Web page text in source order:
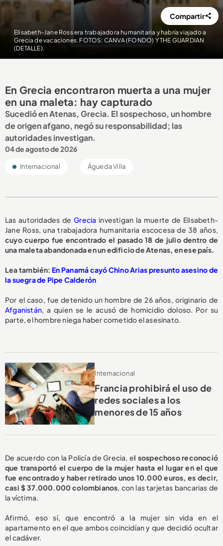
Elisabeth-Jane Ross era trabajadora humanitaria y habría viajado a
Grecia de vacaciones. FOTOS: CANVA (FONDO) Y THE GUARDIAN
(DETALLE).
Compartir
En Grecia encontraron muerta a una mujer
en una maleta: hay capturado
Sucedió en Atenas, Grecia. El sospechoso, un hombre
de origen afgano, negó su responsabilidad; las
autoridades investigan.
04 de agosto de 2026
Internacional Águeda Villa
Las autoridades deGrecia investigan la muerte de Elisabeth-
Jane Ross, una trabajadora humanitaria escocesa de 38 años,
cuyo cuerpo fue encontrado el pasado 18 de julio dentro de
una maleta abandonada en un edificio de Atenas, en ese país.
Lea también: En Panamá cayó Chino Arias presunto asesino de
la suegra de Pipe Calderón
Por el caso, fue detenido un hombre de 26 años, originario de
Afganistán, a quien se le acusó de homicidio doloso. Por su
parte, el hombre niega haber cometido el asesinato.
Internacional
Francia prohibirá el uso de
redes sociales a los
menores de 15 años
De acuerdo con la Policía de Grecia, el sospechoso reconoció
que transportó el cuerpo de la mujer hasta el lugar en el que
fue encontrado y haber retirado unos 10.000 euros, es decir,
casi $ 37.000.000 colombianos, con las tarjetas bancarias de
la víctima.
Afirmó, eso sí, que encontró a la mujer sin vida en el
apartamento en el que ambos coincidían y que decidió ocultar
el cadáver.